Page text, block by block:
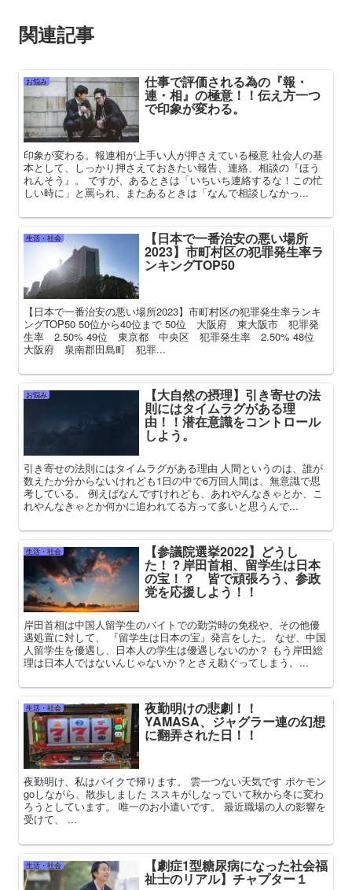
関連記事
お悩み 仕事で評価される為の『報・
連・相』の極意！！伝え方一つ
で印象が変わる。
印象が変わる。報連相が上手い人が押さえている極意 社会人の基
本として、しっかり押さえておきたい報告、連絡、相談の『ほう
れんそう』。 ですが、あるときは「いちいち連絡するな！この忙
しい時に」と罵られ、またあるときは「なんで相談しなかっ...
生活・社会 【日本で一番治安の悪い場所
2023】市町村区の犯罪発生率ラ
ンキングTOP50
【日本で一番治安の悪い場所2023】市町村区の犯罪発生率ランキ
ングTOP50 50位から40位まで 50位 大阪府 東大阪市 犯罪発
生率 2.50% 49位 東京都 中央区 犯罪発生率 2.50% 48位
大阪府 泉南郡田島町 犯罪...
お悩み 【大自然の摂理】引き寄せの法
則にはタイムラグがある理
由！！潜在意識をコントロール
しよう。
引き寄せの法則にはタイムラグがある理由 人間というのは、誰が
数えたか分からないけれども1日の中で6万回人間は、無意識で思
考している。 例えばなんですけれども、あれやんなきゃとか、こ
れやんなきゃとか何かに追われてる方って多いと思うんで...
生活・社会 【参議院選挙2022】どうし
た！？岸田首相、留学生は日本
の宝！？ 皆で頑張ろう、参政
党を応援しよう！！
岸田首相は中国人留学生のバイトでの勤労時の免税や、その他優
遇処置に対して、 『留学生は日本の宝』発言をした。 なぜ、中国
人留学生を優遇し、日本人の学生は優遇しないのか？ もう岸田総
理は日本人ではないんじゃないか？とさえ勘ぐってしまう。...
生活・社会 夜勤明けの悲劇！！
YAMASA、ジャグラー連の幻想
に翻弄された日！！
夜勤明け、私はバイクで帰ります。 雲一つない天気です ポケモン
goしながら、散歩しました ススキがしなっていて秋から冬に変わ
ろうとしています。 唯一のお小遣いです。 最近職場の人の影響を
受けて、 ...
生活・社会 【劇症1型糖尿病になった社会福
祉士のリアル】チャプター１